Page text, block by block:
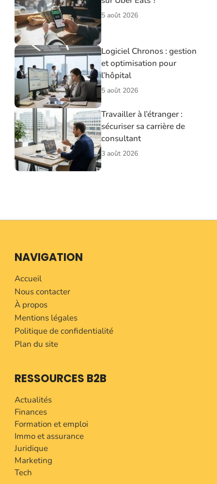
5 août 2026
Logiciel Chronos : gestion
et optimisation pour
l’hôpital
5 août 2026
Travailler à l’étranger :
sécuriser sa carrière de
consultant
3 août 2026
NAVIGATION
Accueil
Nous contacter
À propos
Mentions légales
Politique de confidentialité
Plan du site
RESSOURCES B2B
Actualités
Finances
Formation et emploi
Immo et assurance
Juridique
Marketing
Tech